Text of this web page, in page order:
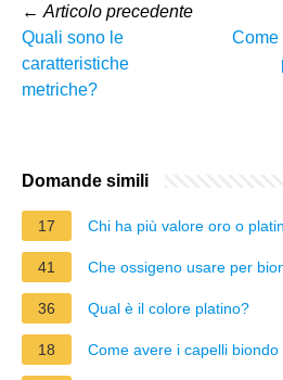
← Articolo precedente
Quali sono le
caratteristiche
metriche?
Come
Domande simili
17 Chi ha più valore oro o
41 Che ossigeno usare per
36 Qual è il colore platino?
18 Come avere i capelli biondo